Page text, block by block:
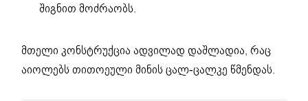
შიგნით მოძრაობს.
მთელი კონსტრუქცია ადვილად დაშლადია, რაც
აიოლებს თითოეული მინის ცალ-ცალკე წმენდას.